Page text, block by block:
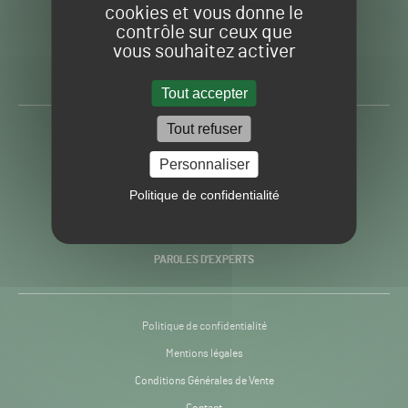
cookies et vous donne le
contrôle sur ceux que
vous souhaitez activer
Tout accepter
Tout refuser
Personnaliser
Politique de confidentialité
Gazon
Sport
H24
-
Toute l’info autour du
PRATIQUES
PAROLES D’EXPERTS
Politique de confidentialité
Mentions légales
Conditions Générales de Vente